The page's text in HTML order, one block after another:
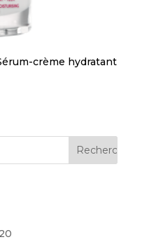
crème hydratant